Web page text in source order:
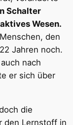
Schalter
Wesen.
den
Jahren noch.
nach
er sich über
die
den Lernstoff in